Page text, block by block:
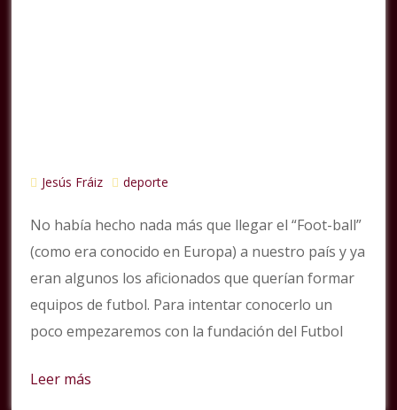
Jesús Fráiz deporte
No había hecho nada más que llegar el “Foot-ball”
(como era conocido en Europa) a nuestro país y ya
eran algunos los aficionados que querían formar
equipos de futbol. Para intentar conocerlo un
poco empezaremos con la fundación del Futbol
Leer más